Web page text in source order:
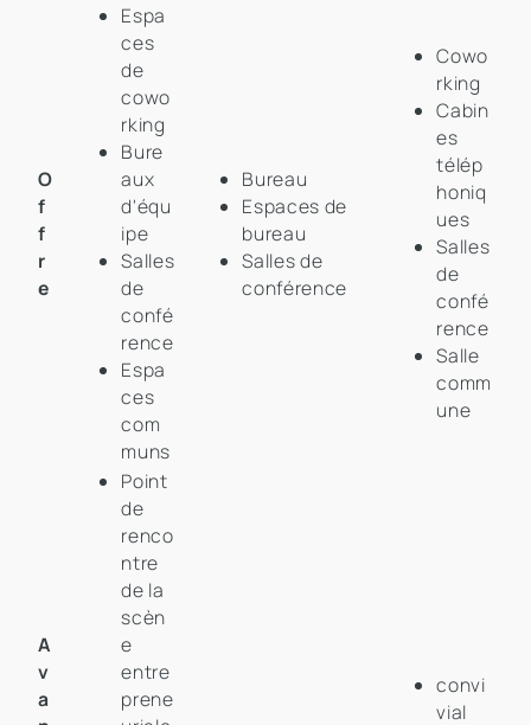
O
f
f
r
e
Espa
ces
de
cowo
rking
Bure
aux
d'équ
ipe
Salles
de
confé
rence
Espa
ces
com
muns
Bureau
Espaces de
bureau
Salles de
conférence
Cowo
rking
Cabin
es
télép
honiq
ues
Salles
de
confé
rence
Salle
comm
une
A
v
a
Point
de
renco
ntre
de la
scèn
e
entre
prene
convi
vial